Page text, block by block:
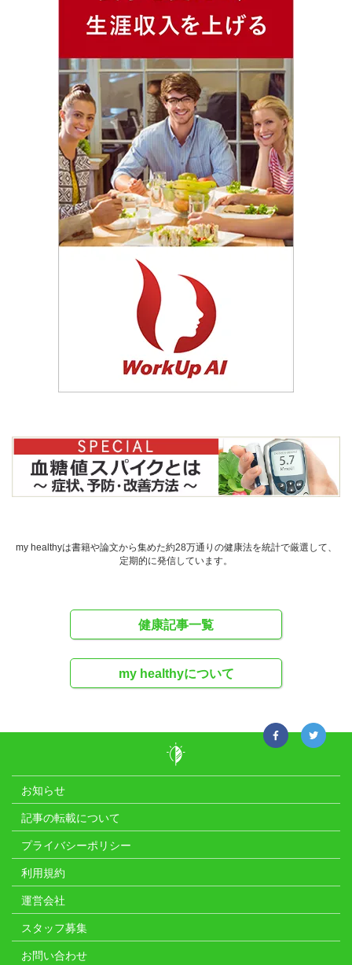
my healthyは書籍や論文から集めた約28万通りの健康法を統計で厳選して、
定期的に発信しています。
健康記事一覧
my healthyについて
お知らせ
記事の転載について
プライバシーポリシー
利用規約
運営会社
スタッフ募集
お問い合わせ